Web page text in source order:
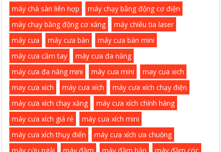
máy chà sàn liên hợp
máy chạy bằng động cơ điện
máy chạy bằng động cơ xăng
máy chiếu tia laser
máy cưa
máy cưa bàn
máy cưa bàn mini
máy cưa cầm tay
máy cưa đa năng
máy cưa đa năng mini
máy cưa mini
may cua xich
may cưa xích
máy cưa xích
máy cưa xích chạy điện
máy cưa xích chạy xăng
máy cưa xích chính hãng
máy cưa xích giá rẻ
máy cưa xích mini
máy cưa xích thụy điển
máy cưa xích ưa chuộng